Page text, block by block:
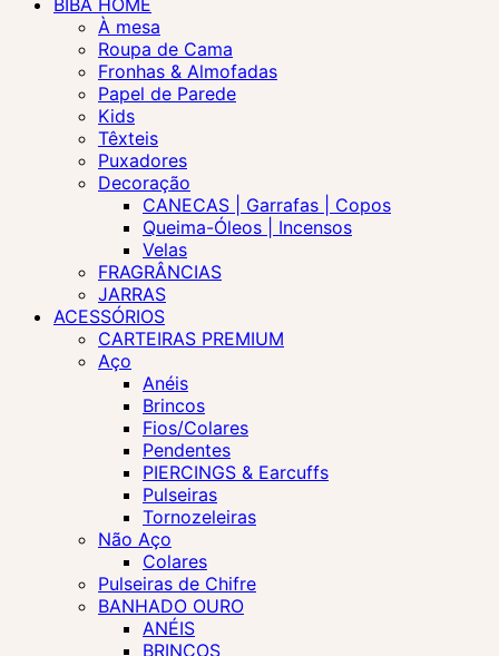
À mesa
Roupa de Cama
Fronhas & Almofadas
Papel de Parede
Kids
Têxteis
Puxadores
Decoração
CANECAS | Garrafas | Copos
Queima-Óleos | Incensos
Velas
FRAGRÂNCIAS
JARRAS
ACESSÓRIOS
CARTEIRAS PREMIUM
Aço
Anéis
Brincos
Fios/Colares
Pendentes
PIERCINGS & Earcuffs
Pulseiras
Tornozeleiras
Não Aço
Colares
Pulseiras de Chifre
BANHADO OURO
ANÉIS
BRINCOS